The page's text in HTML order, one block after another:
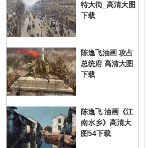
画
油
特大街_高清大图
下载
陈逸飞油画 攻占
总统府 高清大图
下载
陈逸飞 油画《江
南水乡》高清大
图54下载